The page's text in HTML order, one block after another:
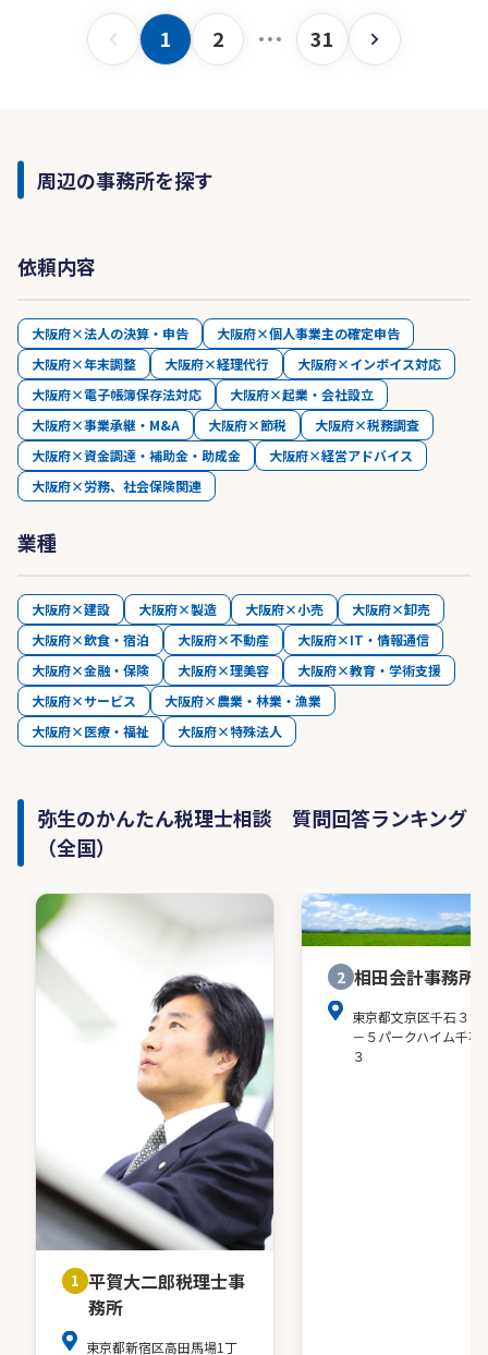
1 2 31
周辺の事務所を探す
依頼内容
大阪府×法人の決算・申告
大阪府×個人事業主の確定申告
大阪府×年末調整
大阪府×経理代行
大阪府×インボイス対応
大阪府×電子帳簿保存法対応
大阪府×起業・会社設立
大阪府×事業承継・M&A
大阪府×節税
大阪府×税務調査
大阪府×資金調達・補助金・助成金
大阪府×経営アドバイス
大阪府×労務、社会保険関連
業種
大阪府×建設 大阪府×製造 大阪府×小売
大阪府×卸売
大阪府×飲食・宿泊
大阪府×不動産
大阪府×IT・情報通信
大阪府×金融・保険
大阪府×理美容
大阪府×教育・学術支援
大阪府×サービス
大阪府×農業・林業・漁業
大阪府×医療・福祉
大阪府×特殊法人
弥生のかんたん税理士相談 質問回答ランキング
（全国）
1 平賀大二郎税理士事
務所
東京都新宿区高田馬場1丁
2 相田会計事務所
東京都文京区千石３－
－５パークハイム千石
３